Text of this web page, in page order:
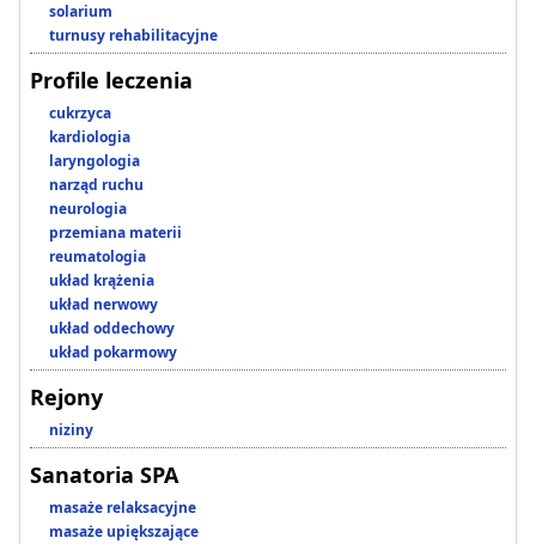
solarium
turnusy rehabilitacyjne
Profile leczenia
cukrzyca
kardiologia
laryngologia
narząd ruchu
neurologia
przemiana materii
reumatologia
układ krążenia
układ nerwowy
układ oddechowy
układ pokarmowy
Rejony
niziny
Sanatoria SPA
masaże relaksacyjne
masaże upiększające